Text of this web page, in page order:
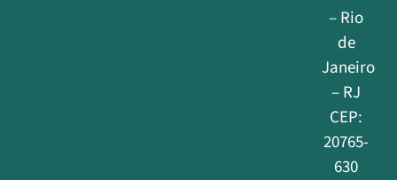
– Rio
de
Janeiro
– RJ
CEP:
20765-
630